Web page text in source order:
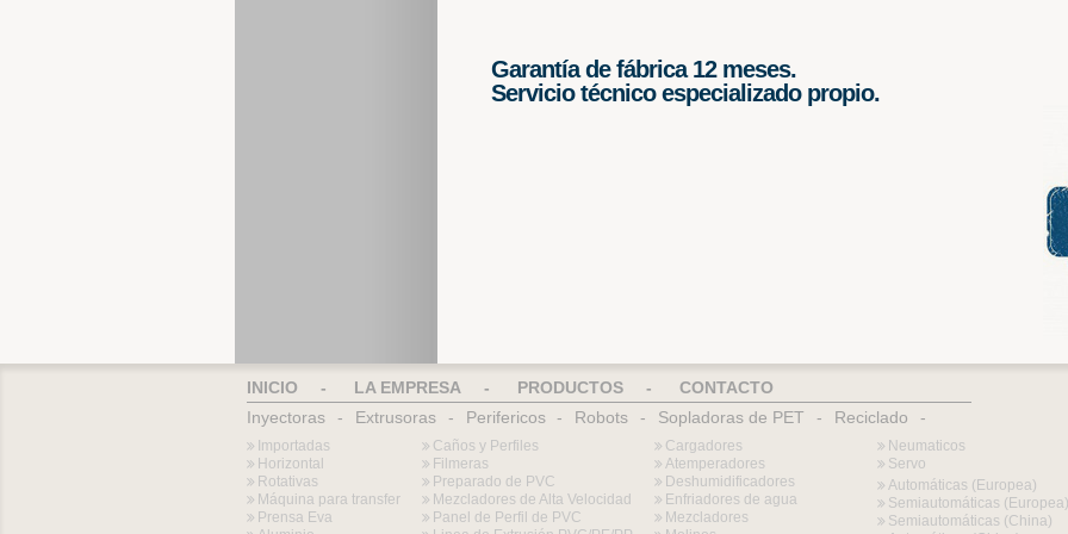
Garantía de fábrica 12 meses.
Servicio técnico especializado propio.
INICIO - LA EMPRESA - PRODUCTOS -
CONTACTO
Inyectoras
- Extrusoras - Perifericos - Robots - Sopladoras de PET - Reciclado -
Importadas
Horizontal
Rotativas
Máquina para transfer
Prensa Eva
Caños y Perfiles
Filmeras
Preparado de PVC
Mezcladores de Alta Velocidad
Panel de Perfil de PVC
Cargadores
Atemperadores
Deshumidificadores
Enfriadores de agua
Mezcladores
Neumaticos
Servo
Automáticas (Europea)
Semiautomáticas (Europea)
Semiautomáticas (China)